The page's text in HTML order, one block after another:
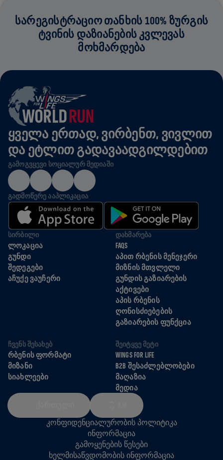
ᲡᲐᲠᲔᲒᲘᲡᲢᲠᲐᲪᲘᲝ ᲗᲐᲜᲮᲘᲡ 100% ᲖᲣᲠᲒᲘᲡ
ᲢᲕᲘᲜᲘᲡ ᲓᲐᲖᲘᲐᲜᲔᲑᲘᲡ ᲙᲕᲚᲔᲕᲐᲡ
ᲛᲝᲮᲛᲐᲠᲓᲔᲑᲐ
ᲧᲕᲔᲚᲐ ᲔᲠᲗᲐᲓ, ᲕᲘᲠᲑᲔᲜᲗ, ᲕᲘᲕᲚᲘᲗ
ᲓᲐ ᲔᲢᲚᲘᲗ ᲒᲐᲓᲐᲕᲐᲐᲓᲒᲘᲚᲓᲔᲑᲘᲗ
ᲒᲐᲛᲝᲒᲕᲧᲔᲕᲘ ᲡᲝᲪᲘᲐᲚᲣᲠ ᲛᲔᲓᲘᲐᲨᲘ
ᲒᲐᲓᲛᲝᲬᲔᲠᲔ ᲐᲐᲞᲚᲘᲙᲐᲪᲘᲐ
ᲡᲘᲠᲑᲘᲚᲘ
ᲚᲝᲙᲐᲪᲘᲐ
ᲒᲣᲜᲓᲘ
ᲨᲔᲓᲔᲒᲔᲑᲘ
ᲐᲩᲣᲥᲔ ᲕᲐᲣᲩᲔᲠᲘ
ᲓᲐᲮᲛᲐᲠᲔᲑᲐ
FAQS
ᲐᲞᲘᲗ ᲠᲑᲔᲜᲘᲡ ᲛᲔᲜᲔᲯᲔᲠᲘ
ᲛᲘᲖᲜᲘᲡ ᲛᲗᲕᲚᲔᲚᲘ
ᲒᲣᲜᲓᲘᲡ ᲒᲐᲖᲘᲐᲠᲔᲑᲘᲡ
ᲐᲥᲢᲘᲕᲔᲑᲘ
ᲐᲞᲘᲡ ᲠᲑᲔᲜᲘᲡ
ᲦᲝᲜᲘᲡᲫᲘᲔᲑᲔᲑᲘᲡ
ᲒᲐᲖᲘᲐᲠᲔᲑᲘᲡ ᲤᲣᲜᲥᲪᲘᲐ
ᲩᲕᲔᲜᲡ ᲨᲔᲡᲐᲮᲔᲑ
ᲠᲑᲔᲜᲘᲡ ᲤᲝᲠᲛᲐᲢᲘ
ᲛᲘᲖᲐᲜᲘ
ᲡᲘᲐᲮᲚᲔᲔᲑᲘ
ᲨᲔᲘᲢᲧᲕᲔ ᲛᲔᲢᲘ
WINGS FOR LIFE
B2B ᲨᲔᲡᲐᲫᲚᲔᲑᲚᲝᲑᲔᲑᲘ
ᲛᲐᲦᲐᲖᲘᲐ
ᲛᲔᲓᲘᲐ
კონფიდენციალურობის პოლიტიკა
ინფორმაცია
გამოყენების წესები
ხელმისაწვდომობის ინფორმაცია